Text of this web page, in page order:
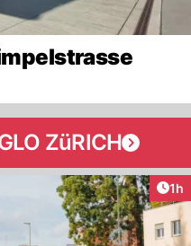
ZüRICH
1h